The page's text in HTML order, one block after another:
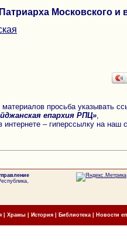
Московского и
просьба указывать
епархия РПЦ»
интернете – гиперссылку на наш
| Храмы История| Библиотека Новости